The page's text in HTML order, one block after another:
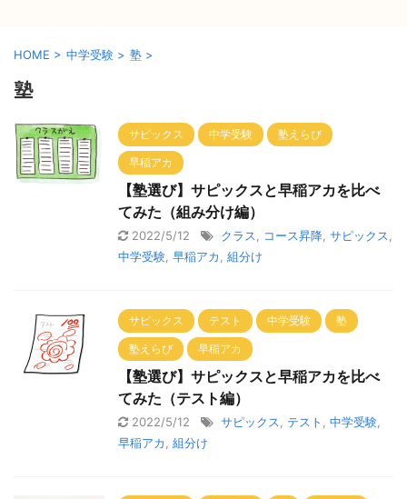
HOME > 中学受験 > 塾 >
塾
サピックス 中学受験 塾えらび
早稲アカ
【塾選び】サピックスと早稲アカを比べ
てみた（組み分け編）
2022/5/12 クラス コース昇降 サピックス
中学受験 早稲アカ 組分け
サピックス テスト 中学受験 塾
塾えらび 早稲アカ
【塾選び】サピックスと早稲アカを比べ
てみた（テスト編）
2022/5/12 サピックス テスト 中学受験
早稲アカ
組分け